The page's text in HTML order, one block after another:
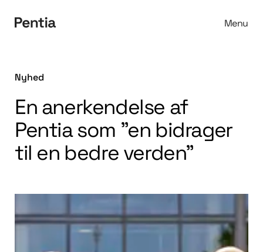
Menu
Nyhed
En anerkendelse af
Pentia som ”en bidrager
til en bedre verden”